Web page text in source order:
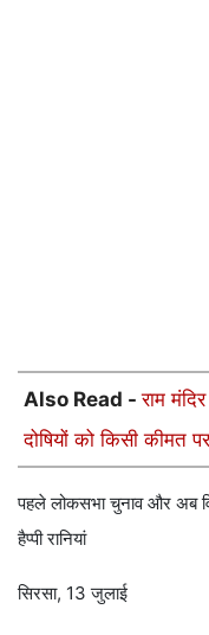
Also Read -राम
दोषियों को किसी कीमत
पहले लोकसभा चुनाव और अब
हैप्पी रानियां
सिरसा, 13 जुलाई